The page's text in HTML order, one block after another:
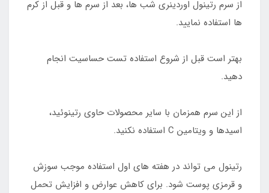
از سرم رتینول اوردینری شب ها، بعد از سرم ها و قبل از کرم
ها استفاده نمایید.
بهتر است قبل از شروع استفاده تست حساسیت انجام
دهید.
از این سرم همزمان با سایر محصولات حاوی رتینوئید،
اسیدها و ویتامین C استفاده نکنید.
رتینول می تواند در هفته های اول استفاده موجب سوزش
و قرمزی پوست شود. برای کاهش عوارض و افزایش تحمل